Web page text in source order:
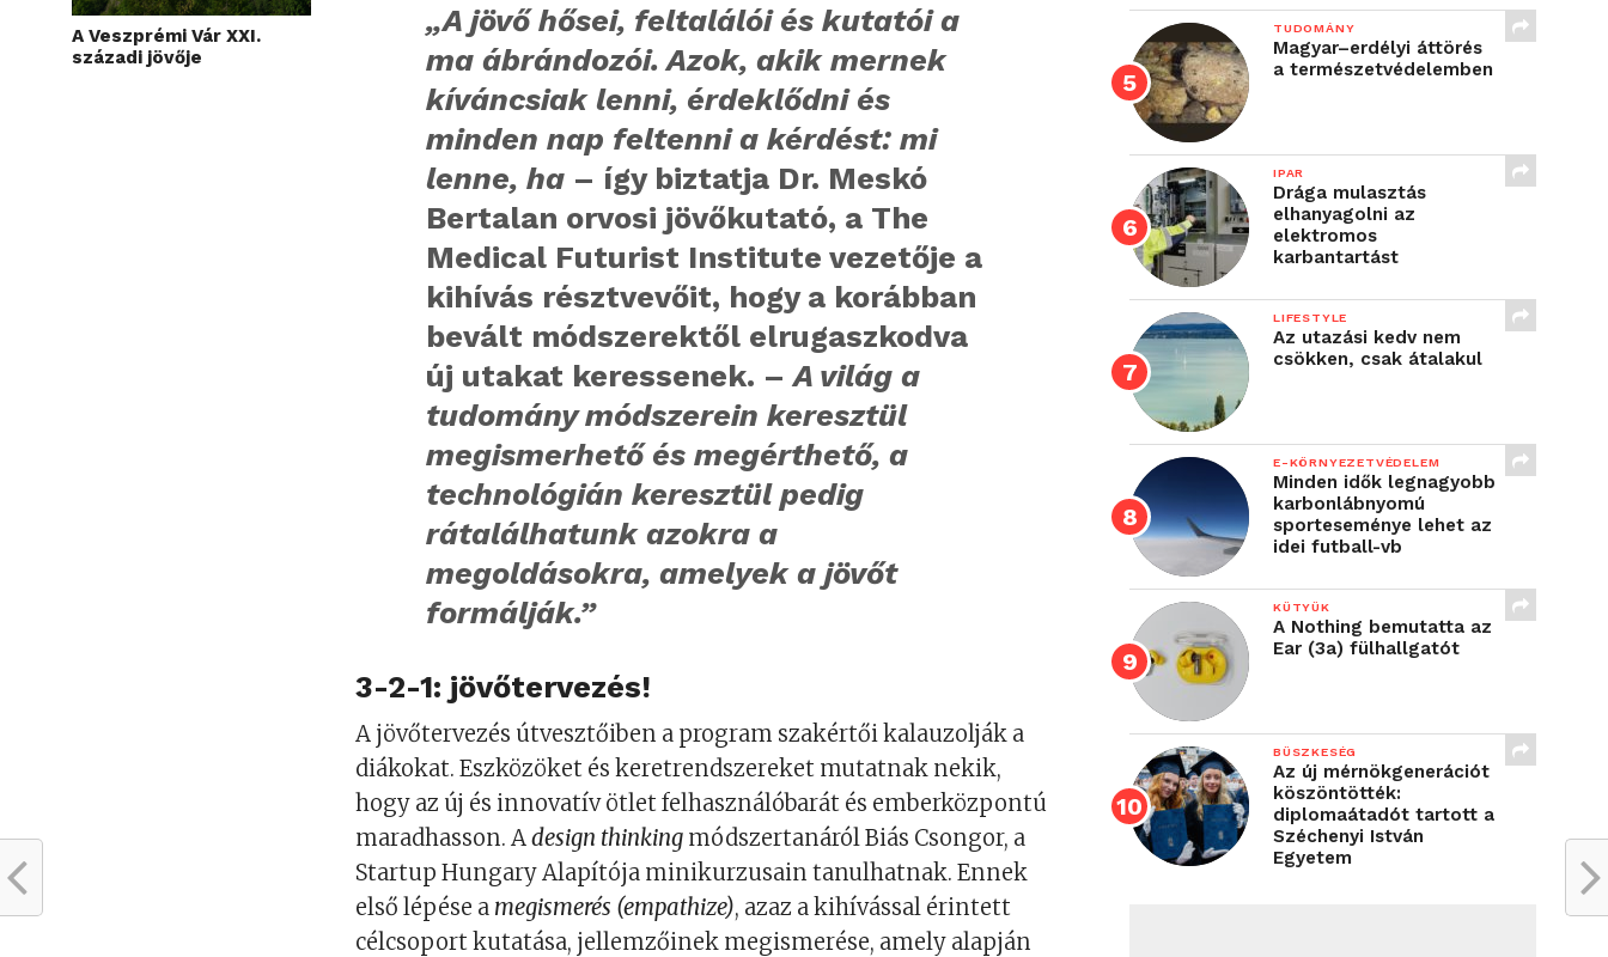
A Veszprémi Vár XXI.
századi jövője
„A jövő hősei, feltalálói és kutatói a
ma ábrándozói. Azok, akik mernek
kíváncsiak lenni, érdeklődni és
minden nap feltenni a kérdést: mi
lenne, ha – így biztatja Dr. Meskó
Bertalan orvosi jövőkutató, a The
Medical Futurist Institute vezetője a
kihívás résztvevőit, hogy a korábban
bevált módszerektől elrugaszkodva
új utakat keressenek. –A világ a
tudomány módszerein keresztül
megismerhető és megérthető, a
technológián keresztül pedig
rátalálhatunk azokra a
megoldásokra, amelyek a jövőt
formálják.”
3-2-1: jövőtervezés!
A jövőtervezés útvesztőiben a program szakértői kalauzolják a
diákokat. Eszközöket és keretrendszereket mutatnak nekik,
hogy az új és innovatív ötlet felhasználóbarát és emberközpontú
maradhasson. Adesign thinking módszertanáról Biás Csongor, a
Startup Hungary Alapítója minikurzusain tanulhatnak. Ennek
első lépése a megismerés (empathize), azaz a kihívással érintett
célcsoport kutatása, jellemzőinek megismerése, amely alapján
TUDOMÁNY
Magyar–erdélyi áttörés
a természetvédelemben
IPAR
Drága mulasztás
elhanyagolni az
elektromos
karbantartást
LIFESTYLE
Az utazási kedv nem
csökken, csak átalakul
E-KÖRNYEZETVÉDELEM
Minden idők legnagyobb
karbonlábnyomú
sporteseménye lehet az
idei futball-vb
KÜTYÜK
A Nothing bemutatta az
Ear (3a) fülhallgatót
BÜSZKESÉG
Az új mérnökgenerációt
köszöntötték:
diplomaátadót tartott a
Széchenyi István
Egyetem